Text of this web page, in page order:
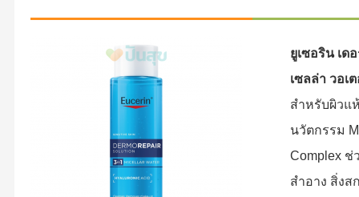
ยูเซอริน เด
เซลล่า วอเ
สำหรับผิวแ
นวัตกรรม
Complex ช่
สำอาง สิ่ง